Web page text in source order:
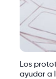
Los
ayudar a